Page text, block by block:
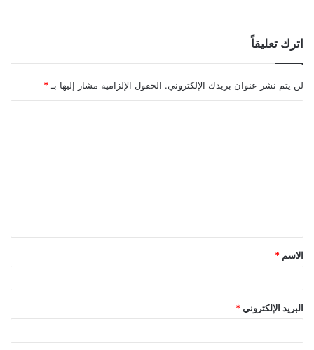
اترك تعليقاً
لن يتم نشر عنوان بريدك الإلكتروني. الحقول الإلزامية مشار إليها بـ *
ق
*
الاسم *
البريد الإلكتروني *